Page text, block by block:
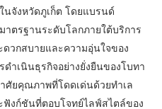
จังหวัดภูเก็ต โดยแบรนด์
ตรฐานระดับโลกภายใต้บริการ
วกสบายและความอุ่นใจของ
ำเนินธุรกิจอย่างยั่งยืนของโบทา
ศัยคุณภาพที่โดดเด่นด้วยทำเล
งก์ชันที่ตอบโจทย์ไลฟ์สไตล์ของ